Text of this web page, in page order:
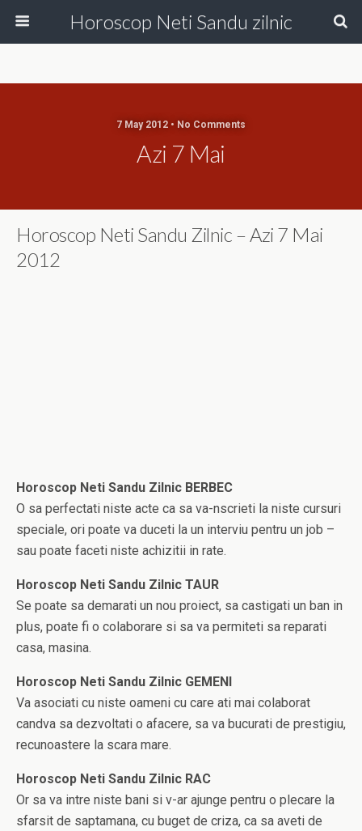
Horoscop Neti Sandu zilnic
7 May 2012 • No Comments
Azi 7 Mai
Horoscop Neti Sandu Zilnic – Azi 7 Mai
2012
Horoscop Neti Sandu Zilnic BERBEC
O sa perfectati niste acte ca sa va-nscrieti la niste cursuri
speciale, ori poate va duceti la un interviu pentru un job –
sau poate faceti niste achizitii in rate.
Horoscop Neti Sandu Zilnic TAUR
Se poate sa demarati un nou proiect, sa castigati un ban in
plus, poate fi o colaborare si sa va permiteti sa reparati
casa, masina.
Horoscop Neti Sandu Zilnic GEMENI
Va asociati cu niste oameni cu care ati mai colaborat
candva sa dezvoltati o afacere, sa va bucurati de prestigiu,
recunoastere la scara mare.
Horoscop Neti Sandu Zilnic RAC
Or sa va intre niste bani si v-ar ajunge pentru o plecare la
sfarsit de saptamana, cu buget de criza, ca sa aveti de